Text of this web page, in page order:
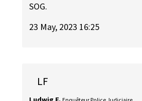
SOG.
23 May, 2023 16:25
LF